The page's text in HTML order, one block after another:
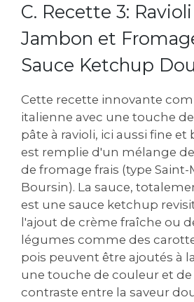
C. Recette 3:
Jambon et
Sauce Ketchup
Cette recette innovante
italienne avec une touche
pâte à ravioli‚ ici aussi fine et
est remplie d'un mélange
de fromage frais (type Saint-
Boursin). La sauce‚
est une sauce ketchup
l'ajout de crème fraîche ou
légumes comme des
pois peuvent être ajoutés à
une touche de couleur et de
contraste entre la saveur